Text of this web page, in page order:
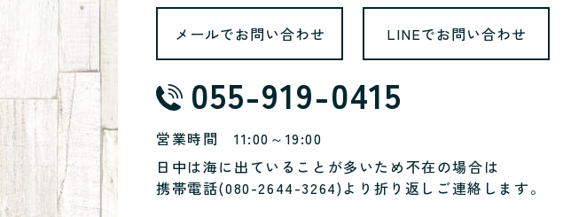
メールでお問い合わせ LINEでお問い合わせ
055-919-0415
営業時間 11:00～19:00
日中は海に出ていることが多いため不在の場合は
携帯電話(080-2644-3264)より折り返しご連絡します。